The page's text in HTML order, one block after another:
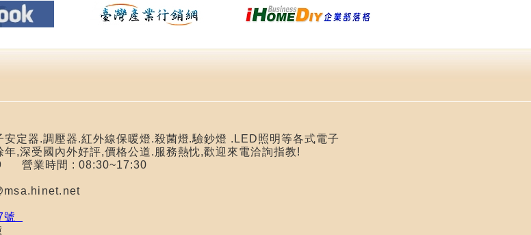
定器.調壓器.紅外線保暖燈.殺菌燈.驗鈔燈 .LED照明等各式電子
,深受國內外好評,價格公道.服務熱忱,歡迎來電洽詢指教!
營業時間 : 08:30~17:30
號